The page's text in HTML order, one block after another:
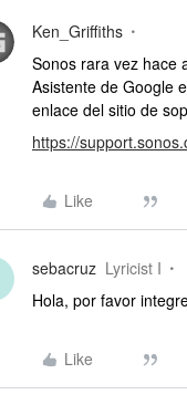
Ken_Griffiths
Sonos rara vez hace
Asistente de Google
enlace del sitio de
https://
Like
sebacruz Lyricist I
Hola, por favor
Like